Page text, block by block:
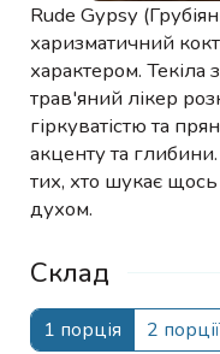
Rude Gypsy
харизматичний
характером. Текіла
трав'яний лікер
гіркуватістю та
акценту та
тих, хто шукає щось
духом.
Склад
1 порція 2 порції